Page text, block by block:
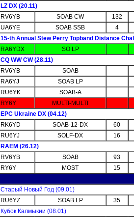
LZ DX (20.11)
RV6YB
SOAB CW
132
UA6YE
SOAB SSB
4
15-th Annual Stew Perry Topband Distance
RA6YDX
SO LP
CQ WW CW (28.11)
RV6YB
SOAB
RA6YJ
SOAB LP
RU6YK
SOAB-A
RY6Y
MULTI-MULTI
EPC Ukraine DX (04.12)
RK6YD
SOAB-12-DX
60
RU6YJ
SOLF-DX
16
RAEM (26.12)
RV6YB
SOAB
93
RY6Y
MOST 15
Старый Новый Год (09.01)
RU6YZ
SOAB LP
35
Кубок Калмыкии (08.01)